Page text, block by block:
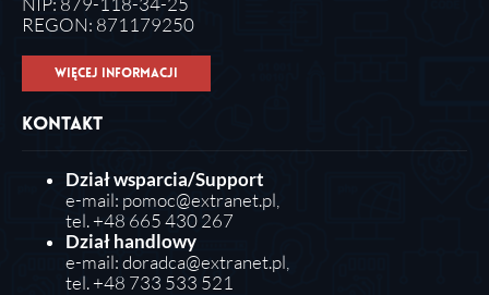
REGON: 871179250
Więcej informacji
Kontakt
Dział wsparcia/Support
e-mail: pomoc@extranet.pl
tel. +48 665 430 267
Dział handlowy
e-mail: doradca@extranet.pl
tel. +48 733 533 521